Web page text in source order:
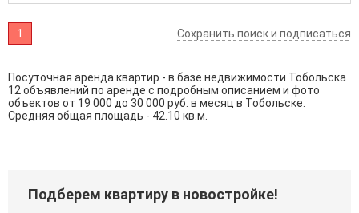
1 Сохранить поиск и подписаться
Посуточная аренда квартир - в базе недвижимости Тобольска
12 объявлений по аренде с подробным описанием и фото
объектов от 19 000 до 30 000 руб. в месяц в Тобольске.
Средняя общая площадь - 42.10 кв.м.
Подберем квартиру в новостройке!